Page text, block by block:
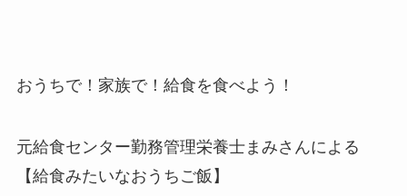
おうちで！家族で！給食を食べよう！
元給食センター勤務管理栄養士まみさんによる
【給食みたいなおうちご飯】